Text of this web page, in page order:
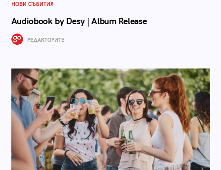
НОВИ СЪБИТИЯ
Audiobook by Desy | Album Release
РЕДАКТОРИТЕ